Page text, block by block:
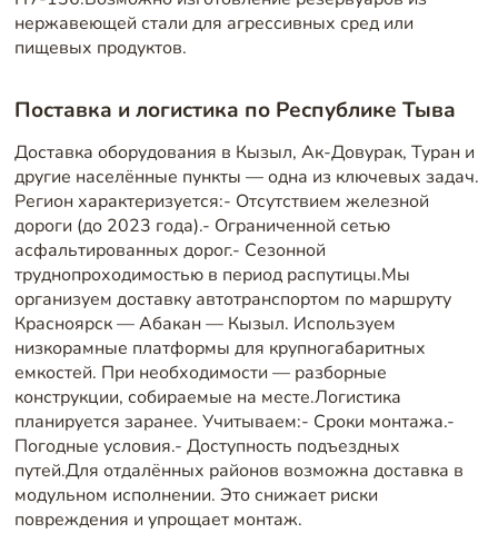
нержавеющей стали для агрессивных сред или
пищевых продуктов.
Поставка и логистика по Республике Тыва
Доставка оборудования в Кызыл, Ак-Довурак, Туран и
другие населённые пункты — одна из ключевых задач.
Регион характеризуется:- Отсутствием железной
дороги (до 2023 года).- Ограниченной сетью
асфальтированных дорог.- Сезонной
труднопроходимостью в период распутицы.Мы
организуем доставку автотранспортом по маршруту
Красноярск — Абакан — Кызыл. Используем
низкорамные платформы для крупногабаритных
емкостей. При необходимости — разборные
конструкции, собираемые на месте.Логистика
планируется заранее. Учитываем:- Сроки монтажа.-
Погодные условия.- Доступность подъездных
путей.Для отдалённых районов возможна доставка в
модульном исполнении. Это снижает риски
повреждения и упрощает монтаж.